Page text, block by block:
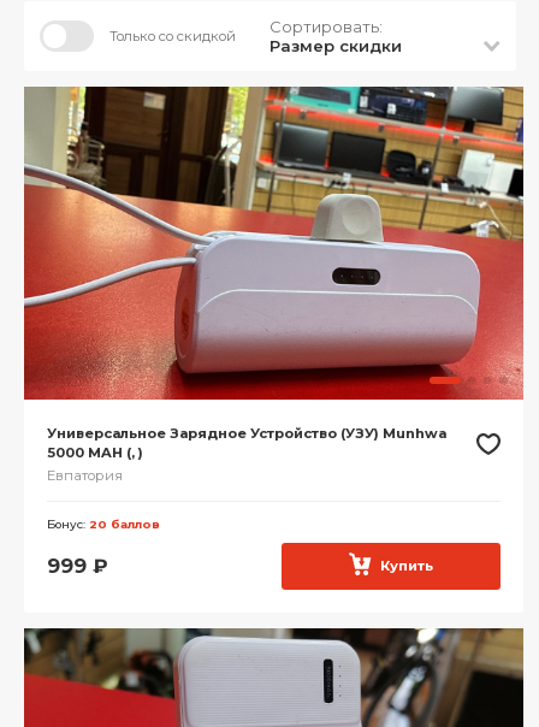
Только со скидкой
Сортировать:
Размер скидки
Универсальное Зарядное Устройство (УЗУ) Munhwa
5000 MAH (, )
Евпатория
Бонус: 20 баллов
999 ₽ Купить